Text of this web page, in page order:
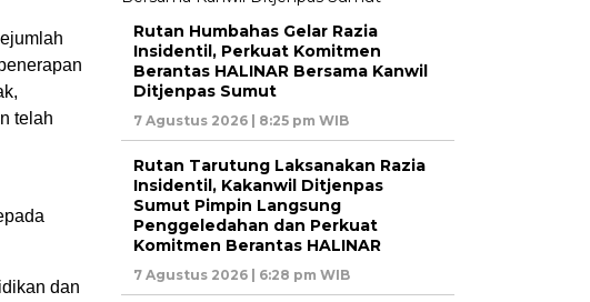
telah
dan
Rutan Humbahas Gelar Razia
Insidentil, Perkuat Komitmen
Berantas HALINAR Bersama Kanwil
Ditjenpas Sumut
7 Agustus 2026 | 8:25 pm WIB
Rutan Tarutung Laksanakan Razia
Insidentil, Kakanwil Ditjenpas
Sumut Pimpin Langsung
Penggeledahan dan Perkuat
Komitmen Berantas HALINAR
7 Agustus 2026 | 6:28 pm WIB